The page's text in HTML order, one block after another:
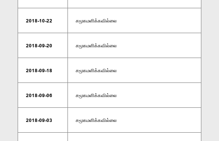
2018-10-22 சமூகமளிக்கவில்லை
2018-09-20 சமூகமளிக்கவில்லை
2018-09-18 சமூகமளிக்கவில்லை
2018-09-06 சமூகமளிக்கவில்லை
2018-09-03 சமூகமளிக்கவில்லை